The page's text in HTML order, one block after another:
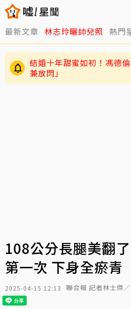
最新文章 林志玲曬帥兒照 熱門
結婚十年甜蜜如初！馮德
兼放閃」
108公分長腿美翻
第一次 下身全瘀青
2025-04-15 12:13 聯合報 記者林士傑